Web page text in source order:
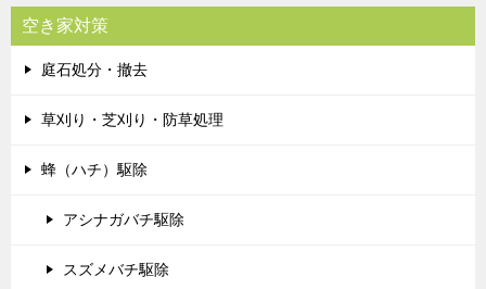
空き家対策
庭石処分・撤去
草刈り・芝刈り・防草処理
蜂（ハチ）駆除
アシナガバチ駆除
スズメバチ駆除